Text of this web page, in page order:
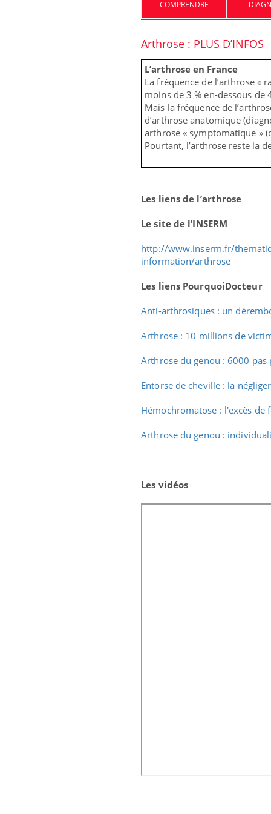
COMPRENDRE
Arthrose : PLUS D’INFOS
L’arthrose en France
La fréquence de l’arthrose «
moins de 3 % en-dessous de
Mais la fréquence de
d’arthrose anatomique
arthrose « symptomatique »
Pourtant, l’arthrose reste la
Les liens de l’arthrose
Le site de l’INSERM
http://www.inserm.fr/
information/arthrose
Les liens PourquoiDocteur
Anti-arthrosiques : un
Arthrose : 10 millions de
Arthrose du genou : 6000
Entorse de cheville : la
Hémochromatose : l'excès de
Arthrose du genou :
Les vidéos
protègent-ils aussi les os ?
Cytomégalovirus : ce qui
change dans la prise en
charge des femmes
enceintes
expliquer ma maladieYoutube
Il y a des sujets qui sont faciles à aborder...